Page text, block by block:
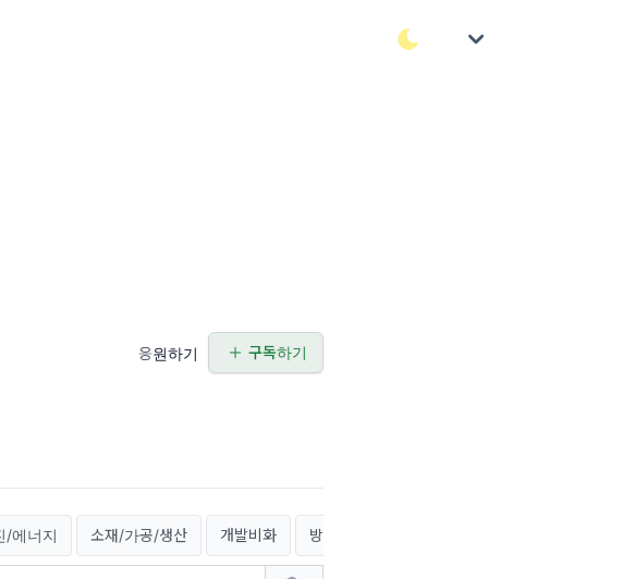
응원하기 구독하기
/에너지 소재/가공/생산 개발비화 방문기/후기